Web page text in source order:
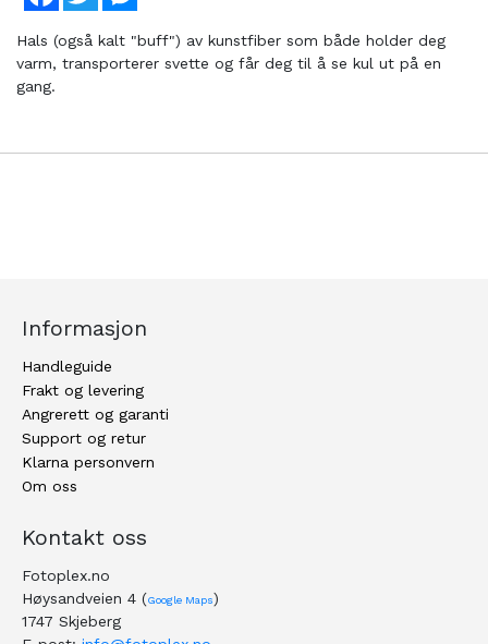
Hals (også kalt "buff") av kunstfiber som både holder deg
varm, transporterer svette og får deg til å se kul ut på en
gang.
Informasjon
Handleguide
Frakt og levering
Angrerett og garanti
Support og retur
Klarna personvern
Om oss
Kontakt oss
Fotoplex.no
Høysandveien 4 (Google Maps)
1747 Skjeberg